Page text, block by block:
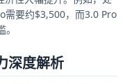
需要约$3,500，而3.0 Pro
深度解析